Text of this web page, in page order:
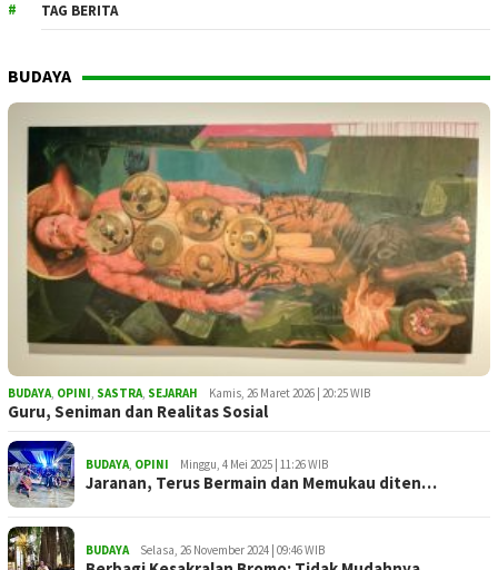
TAG BERITA
BUDAYA
BUDAYA, OPINI, SASTRA, SEJARAH Kamis, 26 Maret 2026 | 20:25 WIB
Guru, Seniman dan Realitas Sosial
BUDAYA, OPINI Minggu, 4 Mei 2025 | 11:26 WIB
Jaranan, Terus Bermain dan Memukau diten…
BUDAYA Selasa, 26 November 2024 | 09:46 WIB